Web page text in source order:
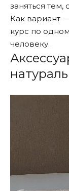
заняться тем,
Как вариант
курс по
человеку.